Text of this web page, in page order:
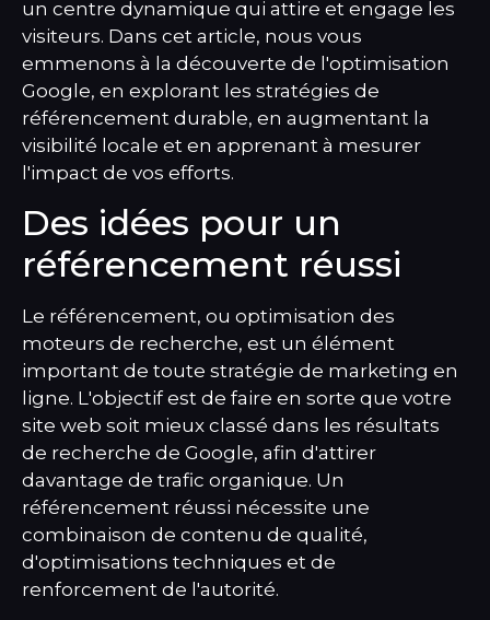
un centre dynamique qui attire et engage les
visiteurs. Dans cet article, nous vous
emmenons à la découverte de l'optimisation
Google, en explorant les stratégies de
référencement durable, en augmentant la
visibilité locale et en apprenant à mesurer
l'impact de vos efforts.
Des idées pour un
référencement réussi
Le référencement, ou optimisation des
moteurs de recherche, est un élément
important de toute stratégie de marketing en
ligne. L'objectif est de faire en sorte que votre
site web soit mieux classé dans les résultats
de recherche de Google, afin d'attirer
davantage de trafic organique. Un
référencement réussi nécessite une
combinaison de contenu de qualité,
d'optimisations techniques et de
renforcement de l'autorité.